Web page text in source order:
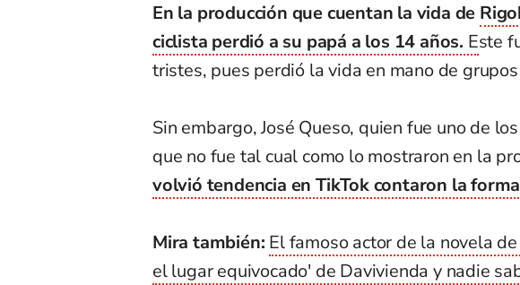
En la producción que cuentan la vida de
ciclista perdió a su papá a los 14 años. Este
tristes, pues perdió la vida en mano de
Sin embargo, José Queso, quien fue uno de
que no fue tal cual como lo mostraron en la
volvió tendencia en TikTok contaron la
Mira también: El famoso actor de la novela
el lugar equivocado' de Davivienda y nadie